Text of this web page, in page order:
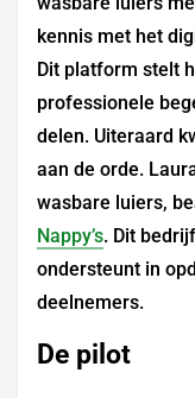
kennis met het
Dit platform stelt
professionele
delen. Uiteraard
aan de orde.
wasbare luiers,
Nappy’s. Dit
ondersteunt in
deelnemers.
De pilot